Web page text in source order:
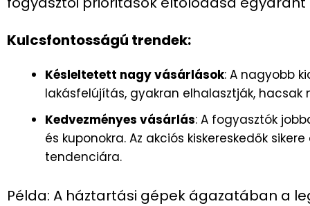
Kulcsfontosságú trendek:
Késleltetett nagy vásárlások: A nagyobb
lakásfelújítás, gyakran elhalasztják, hacsak
Kedvezményes vásárlás: A fogyasztók
és kuponokra. Az akciós kiskereskedők
tendenciára.
Példa: A háztartási gépek ágazatában a